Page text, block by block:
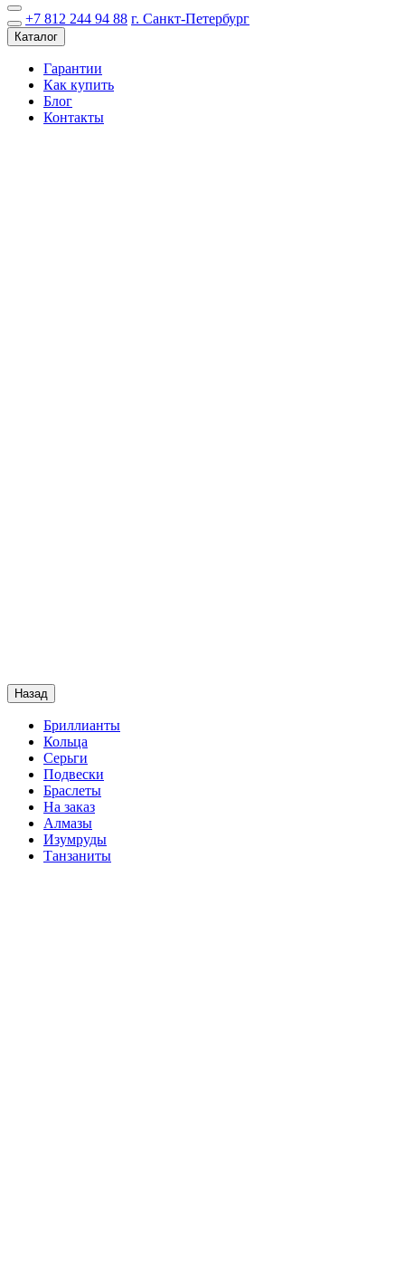
+7 812 244 94 88 г. Санкт-Петербург
Каталог
Гарантии
Как купить
Блог
Контакты
Назад
Бриллианты
Кольца
Серьги
Подвески
Браслеты
На заказ
Алмазы
Изумруды
Танзаниты